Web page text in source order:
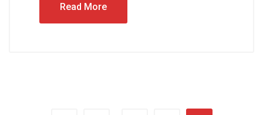
Read More